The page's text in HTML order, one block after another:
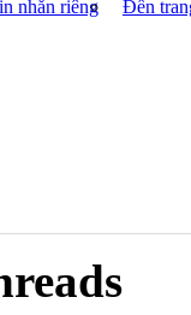
nhắn riêng Đến